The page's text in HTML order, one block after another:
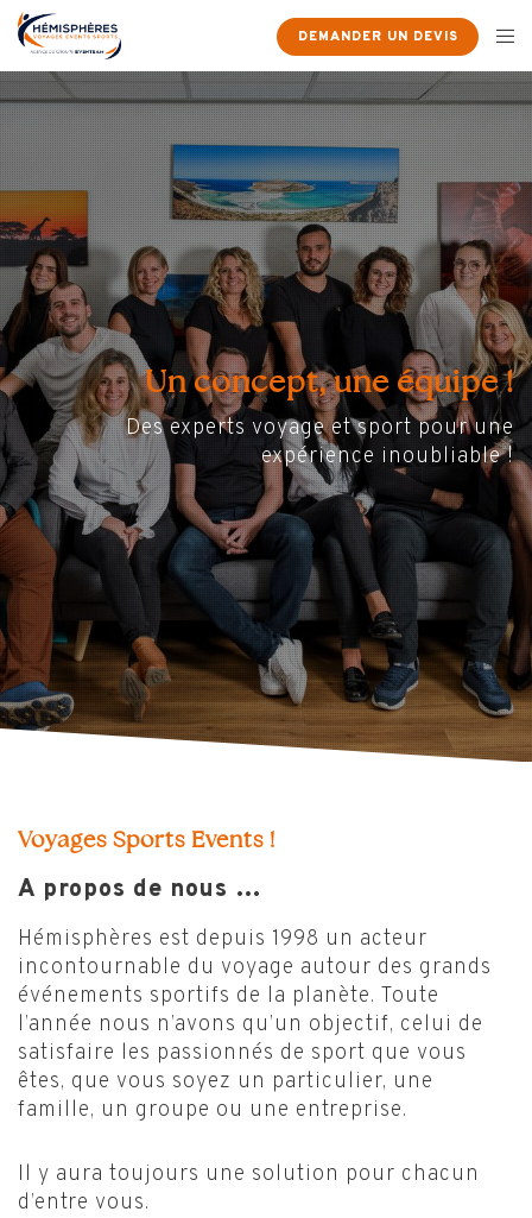
DEMANDER UN DEVIS
Un concept, une équipe !
Des experts voyage et sport pour une
expérience inoubliable !
Voyages Sports Events !
A propos de nous …
Hémisphères est depuis 1998 un acteur
incontournable du voyage autour des grands
événements sportifs de la planète. Toute
l’année nous n’avons qu’un objectif, celui de
satisfaire les passionnés de sport que vous
êtes, que vous soyez un particulier, une
famille, un groupe ou une entreprise.
Il y aura toujours une solution pour chacun
d’entre vous.